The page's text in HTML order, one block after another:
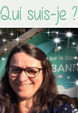
Qui suis-je ?